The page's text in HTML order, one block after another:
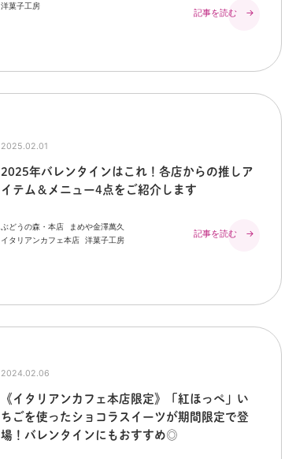
洋菓子工房
記事を読む →
2025.02.01
2025年バレンタインはこれ！各店からの推しア
イテム＆メニュー4点をご紹介します
ぶどうの森・本店
まめや金澤萬久
イタリアンカフェ本店
洋菓子工房
記事を読む →
2024.02.06
《イタリアンカフェ本店限定》「紅ほっぺ」い
ちごを使ったショコラスイーツが期間限定で登
場！バレンタインにもおすすめ◎